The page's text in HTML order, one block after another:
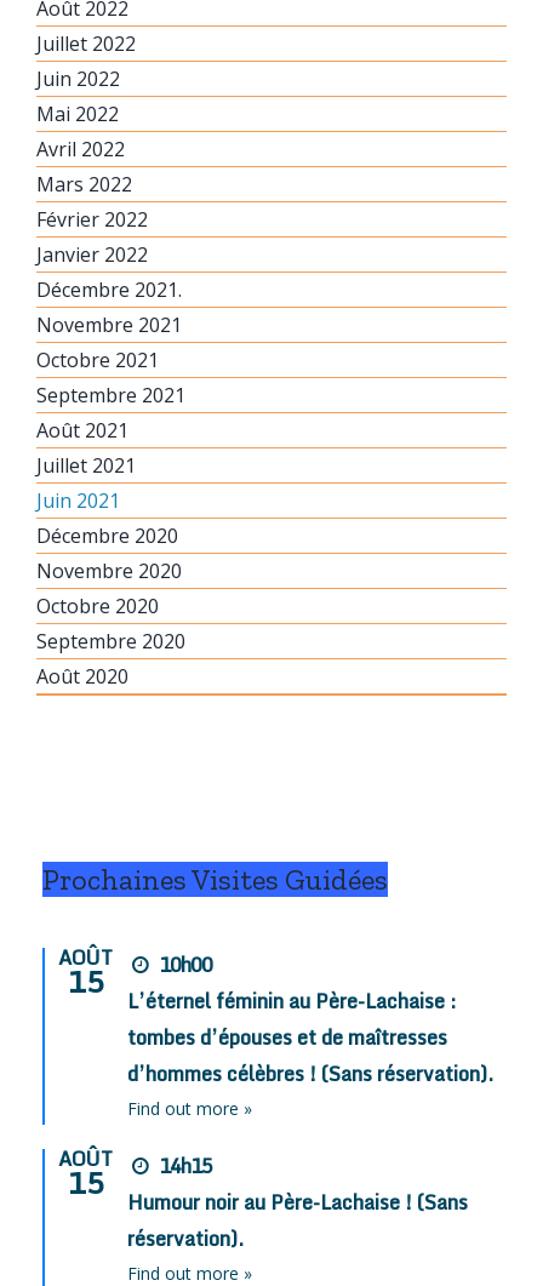
Août 2022
Juillet 2022
Juin 2022
Mai 2022
Avril 2022
Mars 2022
Février 2022
Janvier 2022
Décembre 2021.
Novembre 2021
Octobre 2021
Septembre 2021
Août 2021
Juillet 2021
Juin 2021
Décembre 2020
Novembre 2020
Octobre 2020
Septembre 2020
Août 2020
Prochaines Visites Guidées
AOÛT
15
10h00
L’éternel féminin au Père-Lachaise :
tombes d’épouses et de maîtresses
d’hommes célèbres ! (Sans réservation).
Find out more »
AOÛT
15
14h15
Humour noir au Père-Lachaise ! (Sans
réservation).
Find out more »